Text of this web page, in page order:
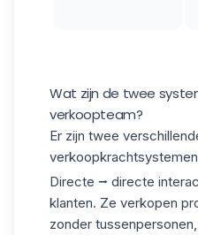
Wat zijn de twee
verkoopteam?
Er zijn twee
Directe ⭢ directe
klanten. Ze verkopen
zonder